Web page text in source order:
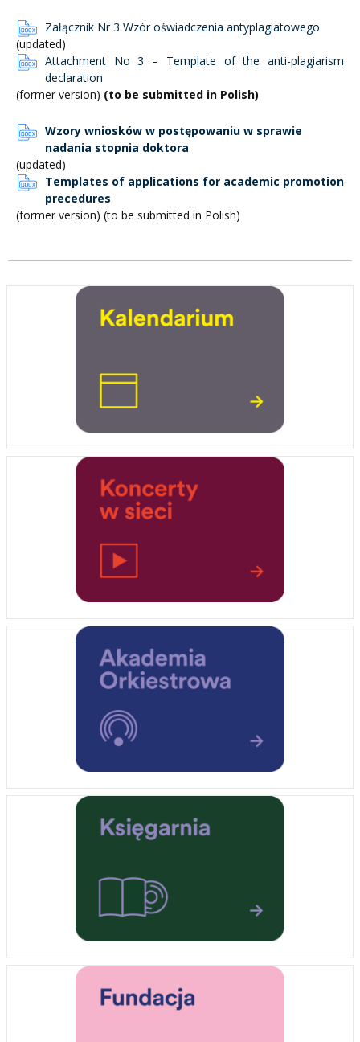
Załącznik Nr 3 Wzór oświadczenia antyplagiatowego
(updated)
Attachment No 3 – Template of the anti-plagiarism
declaration
(former version) (to be submitted in Polish)
Wzory wniosków w postępowaniu w sprawie
nadania stopnia doktora
(updated)
Templates of applications for academic promotion
precedures
(former version) (to be submitted in Polish)